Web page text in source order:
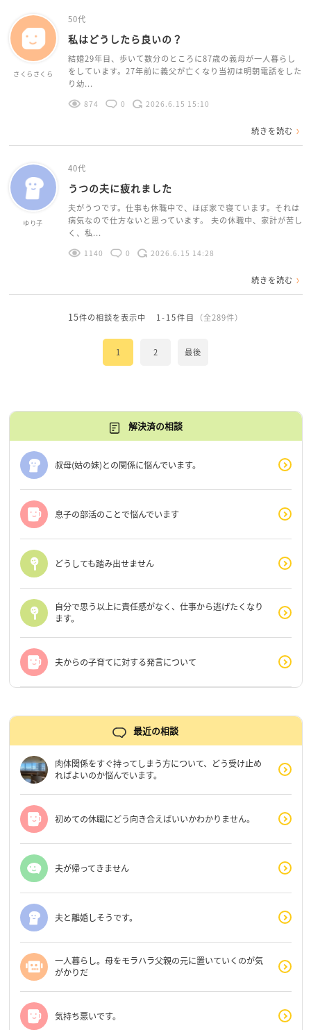
さくらさくら
50代
私はどうしたら良いの？
結婚29年目、歩いて数分のところに87歳の義母が一人暮らし
をしています。27年前に義父が亡くなり当初は明朝電話をした
り幼...
874 0 2026.6.15 15:10
続きを読む
ゆり子
40代
うつの夫に疲れました
夫がうつです。仕事も休職中で、ほぼ家で寝ています。それは
病気なので仕方ないと思っています。 夫の休職中、家計が苦し
く、私...
1140 0 2026.6.15 14:28
続きを読む
15件の相談を表示中 1-15件目 （全289件）
1 2 最後
解決済の相談
叔母(姑の妹)との関係に悩んでいます。
息子の部活のことで悩んでいます
どうしても踏み出せません
自分で思う以上に責任感がなく、仕事から逃げたくなり
ます。
夫からの子育てに対する発言について
最近の相談
肉体関係をすぐ持ってしまう方について、どう受け止め
ればよいのか悩んでいます。
初めての休職にどう向き合えばいいかわかりません。
夫が帰ってきません
夫と離婚しそうです。
一人暮らし。母をモラハラ父親の元に置いていくのが気
がかりだ
気持ち悪いです。